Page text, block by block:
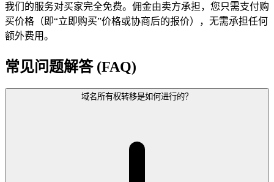
我们的服务对买家完全免费。佣金由卖方承担，您只需支付购
买价格（即“立即购买”价格或协商后的报价），无需承担任何
额外费用。
常见问题解答 (FAQ)
域名所有权转移是如何进行的？